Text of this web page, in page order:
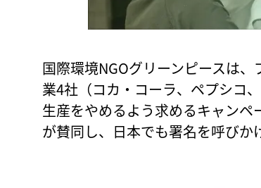
国際環境NGOグリーンピースは
業4社（コカ・コーラ、ペプシコ
生産をやめるよう求めるキャン
が賛同し、日本でも署名を呼びか